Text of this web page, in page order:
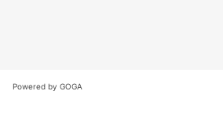
Powered by GOGA